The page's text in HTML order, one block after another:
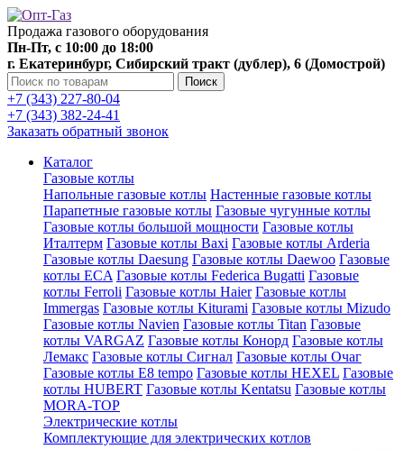
Продажа газового оборудования
Пн-Пт, с 10:00 до 18:00
г. Екатеринбург, Сибирский тракт (дублер), 6 (Домострой)
Поиск
+7 (343) 227-80-04
+7 (343) 382-24-41
Заказать обратный звонок
Каталог
Газовые котлы
Напольные газовые котлы Настенные газовые котлы
Парапетные газовые котлы Газовые чугунные котлы
Газовые котлы большой мощности Газовые котлы
Италтерм Газовые котлы Baxi Газовые котлы Arderia
Газовые котлы Daesung Газовые котлы Daewoo Газовые
котлы ECA Газовые котлы Federica Bugatti Газовые
котлы Ferroli Газовые котлы Haier Газовые котлы
Immergas Газовые котлы Kiturami Газовые котлы Mizudo
Газовые котлы Navien Газовые котлы Titan Газовые
котлы VARGAZ Газовые котлы Конорд Газовые котлы
Лемакс Газовые котлы Сигнал Газовые котлы Очаг
Газовые котлы E8 tempo Газовые котлы HEXEL Газовые
котлы HUBERT Газовые котлы Kentatsu Газовые котлы
MORA-TOP
Электрические котлы
Комплектующие для электрических котлов